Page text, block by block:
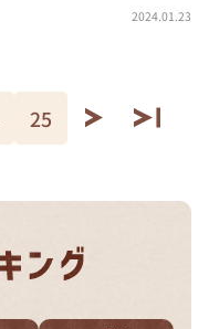
2024.01.23
25